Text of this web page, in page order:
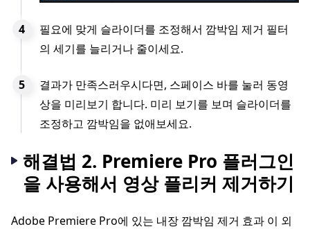
필요에 맞게 슬라이더를 조정해서 깜박임 제거 필터
의 세기를 늘리거나 줄이세요.
결과가 만족스러우시다면, 스페이스 바를 눌러 동영
상을 미리보기 합니다. 미리 보기를 보며 슬라이더를
조정하고 깜박임을 없애보세요.
해결법 2. Premiere Pro 플러그인
을 사용해서 영상 플리커 제거하기
Adobe Premiere Pro에 있는 내장 깜박임 제거 효과 이 외